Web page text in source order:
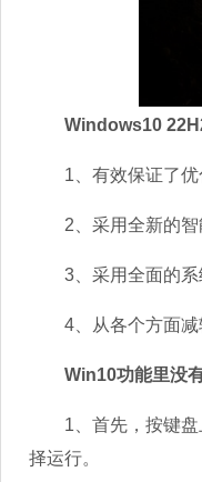
Windows10 22H2
1、有效保证了优
2、采用全新的智能
3、采用全面的系统
4、从各个方面减轻
Win10功能里没有
1、首先，按键盘上
择运行。